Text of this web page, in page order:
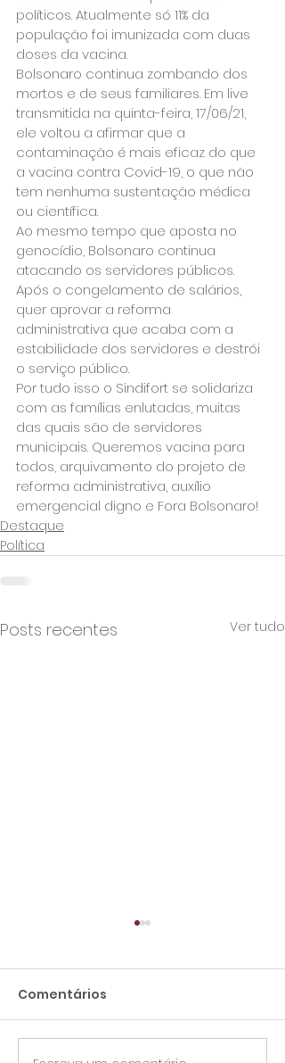
políticos. Atualmente só 11% da
população foi imunizada com duas
doses da vacina.
Bolsonaro continua zombando dos
mortos e de seus familiares. Em live
transmitida na quinta-feira, 17/06/21,
ele voltou a afirmar que a
contaminação é mais eficaz do que
a vacina contra Covid-19, o que não
tem nenhuma sustentação médica
ou científica.
Ao mesmo tempo que aposta no
genocídio, Bolsonaro continua
atacando os servidores públicos.
Após o congelamento de salários,
quer aprovar a reforma
administrativa que acaba com a
estabilidade dos servidores e destrói
o serviço público.
Por tudo isso o Sindifort se solidariza
com as famílias enlutadas, muitas
das quais são de servidores
municipais. Queremos vacina para
todos, arquivamento do projeto de
reforma administrativa, auxílio
emergencial digno e Fora Bolsonaro!
Destaque
Política
Posts recentes Ver tudo
Comentários